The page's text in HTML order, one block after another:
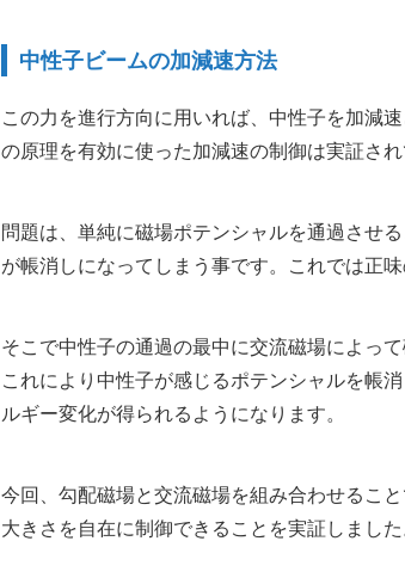
中性子ビームの加減速方法
この力を進行方向に用いれば、中性子を加減
の原理を有効に使った加減速の制御は実証され
問題は、単純に磁場ポテンシャルを通過させ
が帳消しになってしまう事です。これでは正
そこで中性子の通過の最中に交流磁場によっ
これにより中性子が感じるポテンシャルを帳
ルギー変化が得られるようになります。
今回、勾配磁場と交流磁場を組み合わせるこ
大きさを自在に制御できることを実証しました